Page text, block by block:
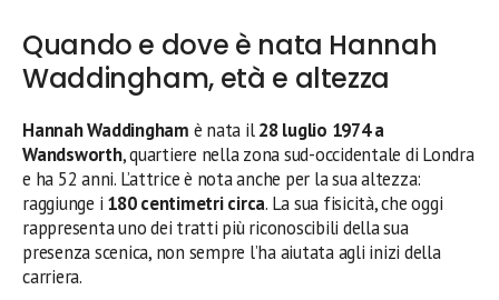
Quando e dove è nata Hannah
Waddingham, età e altezza
Hannah Waddingham è nata il28 luglio 1974 a
Wandsworth, quartiere nella zona sud-occidentale di Londra
e ha 52 anni. L’attrice è nota anche per la sua altezza:
raggiunge i 180 centimetri circa. La sua fisicità, che oggi
rappresenta uno dei tratti più riconoscibili della sua
presenza scenica, non sempre l’ha aiutata agli inizi della
carriera.